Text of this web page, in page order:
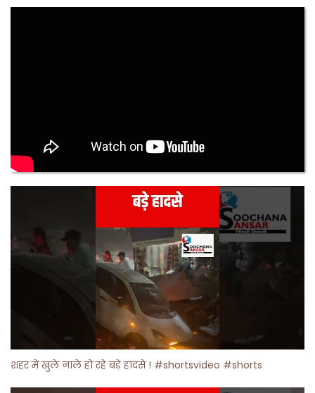
शहर में खुले नाले हो रहे बड़े हादसे ! #shortsvideo #shorts